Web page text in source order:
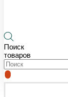
Поиск
товаров